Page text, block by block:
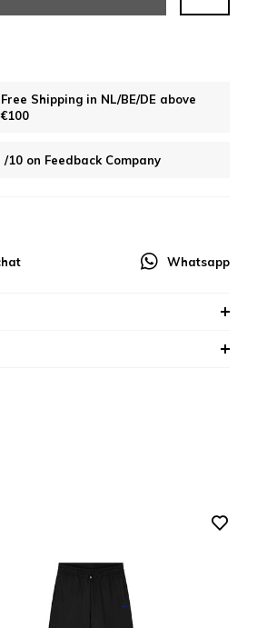
Free Shipping in NL/BE/DE above
€100
/10 on Feedback Company
Whatsapp